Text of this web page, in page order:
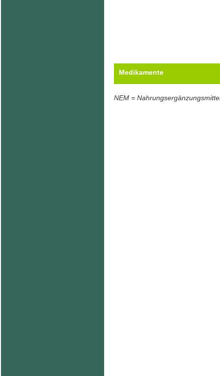
Medikamente
NEM =